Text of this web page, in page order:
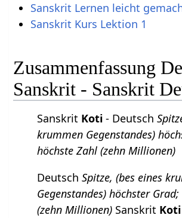
Sanskrit Lernen leicht
Sanskrit Kurs Lektion 1
Zusammenfassung
Sanskrit - Sanskrit
Sanskrit Koti - Deutsch
krummen Gegenstandes)
höchste Zahl (zehn Millionen)
DeutschSpitze, (bes eines
Gegenstandes) höchster
(zehn Millionen) Sanskrit Koti